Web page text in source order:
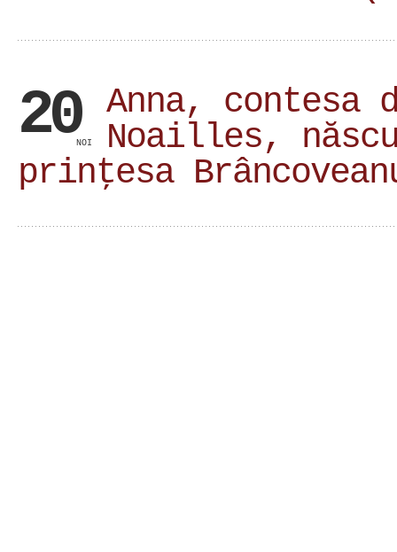
20NOI
Anna, contesa
Noailles,
prinţesa